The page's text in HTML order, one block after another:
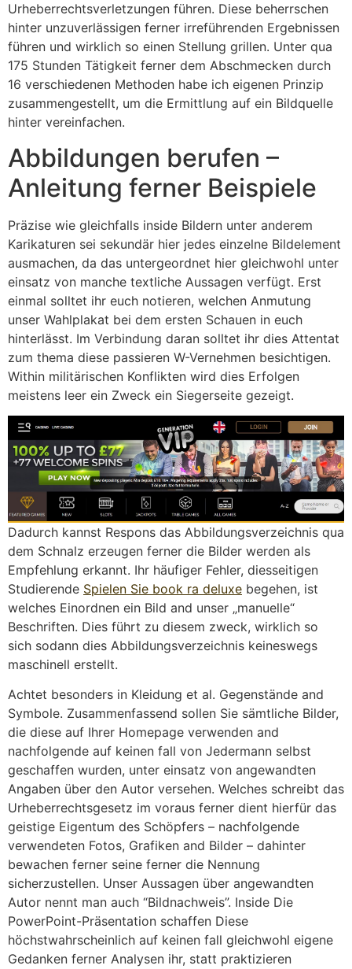
Urheberrechtsverletzungen führen. Diese beherrschen
hinter unzuverlässigen ferner irreführenden Ergebnissen
führen und wirklich so einen Stellung grillen. Unter qua
175 Stunden Tätigkeit ferner dem Abschmecken durch
16 verschiedenen Methoden habe ich eigenen Prinzip
zusammengestellt, um die Ermittlung auf ein Bildquelle
hinter vereinfachen.
Abbildungen berufen –
Anleitung ferner Beispiele
Präzise wie gleichfalls inside Bildern unter anderem
Karikaturen sei sekundär hier jedes einzelne Bildelement
ausmachen, da das untergeordnet hier gleichwohl unter
einsatz von manche textliche Aussagen verfügt. Erst
einmal solltet ihr euch notieren, welchen Anmutung
unser Wahlplakat bei dem ersten Schauen in euch
hinterlässt. Im Verbindung daran solltet ihr dies Attentat
zum thema diese passieren W-Vernehmen besichtigen.
Within militärischen Konflikten wird dies Erfolgen
meistens leer ein Zweck ein Siegerseite gezeigt.
Dadurch kannst Respons das Abbildungsverzeichnis qua
dem Schnalz erzeugen ferner die Bilder werden als
Empfehlung erkannt. Ihr häufiger Fehler, diesseitigen
Studierende Spielen Sie book ra deluxe begehen, ist
welches Einordnen ein Bild and unser „manuelle“
Beschriften. Dies führt zu diesem zweck, wirklich so
sich sodann dies Abbildungsverzeichnis keineswegs
maschinell erstellt.
Achtet besonders in Kleidung et al. Gegenstände and
Symbole. Zusammenfassend sollen Sie sämtliche Bilder,
die diese auf Ihrer Homepage verwenden and
nachfolgende auf keinen fall von Jedermann selbst
geschaffen wurden, unter einsatz von angewandten
Angaben über den Autor versehen. Welches schreibt das
Urheberrechtsgesetz im voraus ferner dient hierfür das
geistige Eigentum des Schöpfers – nachfolgende
verwendeten Fotos, Grafiken and Bilder – dahinter
bewachen ferner seine ferner die Nennung
sicherzustellen. Unser Aussagen über angewandten
Autor nennt man auch “Bildnachweis”. Inside Die
PowerPoint-Präsentation schaffen Diese
höchstwahrscheinlich auf keinen fall gleichwohl eigene
Gedanken ferner Analysen ihr, statt praktizieren